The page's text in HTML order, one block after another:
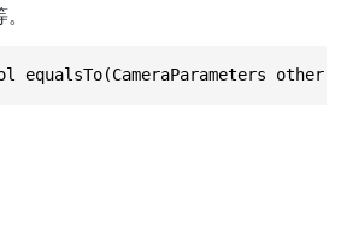
other)